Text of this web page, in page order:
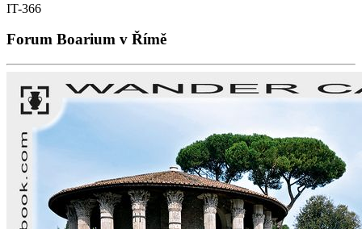
IT-366
Forum Boarium v Římě